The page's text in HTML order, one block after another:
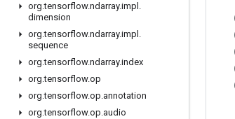
org.tensorflow.ndarray.impl .
dimension
org.tensorflow.ndarray.impl .
sequence
org.tensorflow.ndarray.index
org.tensorflow.op
org.tensorflow.op.annotation
org.tensorflow.op.audio